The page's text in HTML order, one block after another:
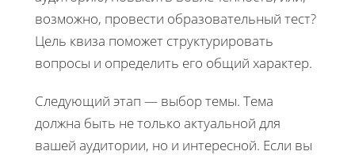
возможно, провести образовательный тест?
Цель квиза поможет структурировать
вопросы и определить его общий характер.
Следующий этап — выбор темы. Тема
должна быть не только актуальной для
вашей аудитории, но и интересной. Если вы